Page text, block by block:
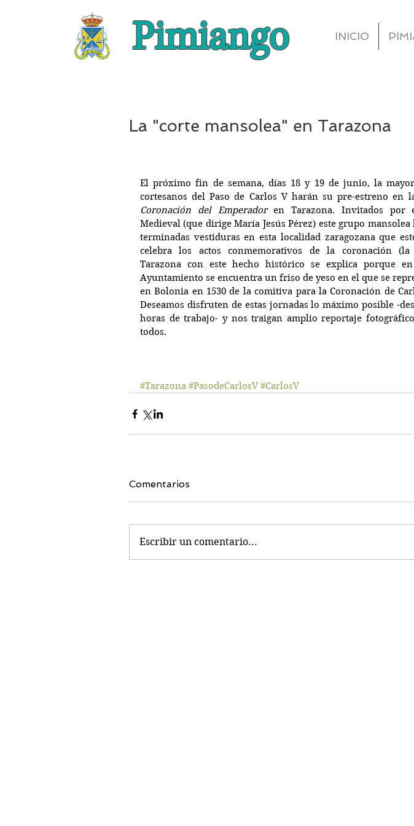
Pimiango INICIO
La "corte mansolea" en Tarazona
El próximo fin de semana, días 18 y 19 de junio, la
cortesanos del Paso de Carlos V harán su pre-estreno en
Coronación del Emperador en Tarazona. Invitados por
Medieval (que dirige María Jesús Pérez) este grupo
terminadas vestiduras en esta localidad zaragozana que
celebra los actos conmemorativos de la coronación
Tarazona con este hecho histórico se explica porque
Ayuntamiento se encuentra un friso de yeso en el que se
en Bolonia en 1530 de la comitiva para la Coronación de
Deseamos disfruten de estas jornadas lo máximo posible -
horas de trabajo- y nos traigan amplio reportaje
todos.
#Tarazona #PasodeCarlosV #CarlosV
Comentarios
Escribir un comentario...